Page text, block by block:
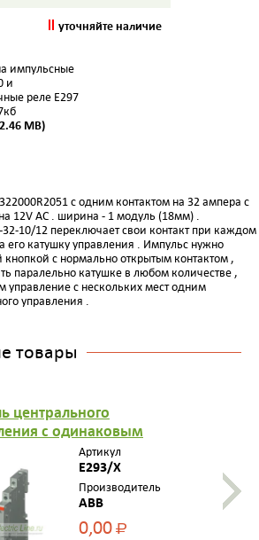
уточняйте наличие
импульсные
и
реле E297
MB)
с одним контактом на 32 ампера с
12V AC . ширина - 1 модуль (18мм) .
10/12 переключает свои контакт при каждом
его катушку управления . Импульс нужно
кнопкой с нормально открытым контактом ,
паралельно катушке в любом количестве ,
управление с нескольких мест одним
управления .
товары
центрального
с одинаковым
катушки для
реле E293/X
Артикул
E293/X
Производитель
ABB
0,00Р